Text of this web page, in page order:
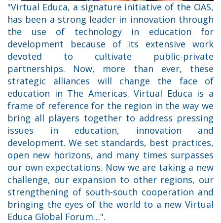
"Virtual Educa, a signature initiative of the OAS,
has been a strong leader in innovation through
the use of technology in education for
development because of its extensive work
devoted to cultivate public-private
partnerships. Now, more than ever, these
strategic alliances will change the face of
education in The Americas. Virtual Educa is a
frame of reference for the region in the way we
bring all players together to address pressing
issues in education, innovation and
development. We set standards, best practices,
open new horizons, and many times surpasses
our own expectations. Now we are taking a new
challenge, our expansion to other regions, our
strengthening of south-south cooperation and
bringing the eyes of the world to a new Virtual
Educa Global Forum…".